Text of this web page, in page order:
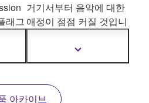
래그
하
대로
니
거기서부터 음악에 대한
애정이 점점 커질 것입니
더
자
아카이브